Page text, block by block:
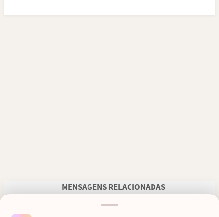
MENSAGENS RELACIONADAS
PARA UMA PESSOA ESPECIAL
HOMENAGEM PARA UMA IRMÃ